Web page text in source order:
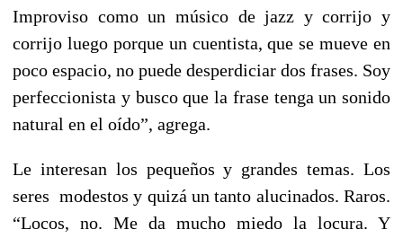
Improviso como un músico de jazz y corrijo y
corrijo luego porque un cuentista, que se mueve en
poco espacio, no puede desperdiciar dos frases. Soy
perfeccionista y busco que la frase tenga un sonido
natural en el oído”, agrega.
Le interesan los pequeños y grandes temas. Los
seres modestos y quizá un tanto alucinados. Raros.
“Locos, no. Me da mucho miedo la locura. Y